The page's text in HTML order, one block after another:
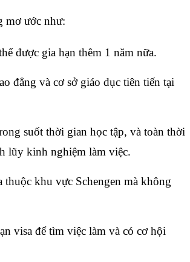
mơ ước như:
được gia hạn thêm 1 năm nữa.
đẳng và cơ sở giáo dục tiên tiến tại
suốt thời gian học tập, và toàn thời
lũy kinh nghiệm làm việc.
khu vực Schengen mà không
visa để tìm việc làm và có cơ hội